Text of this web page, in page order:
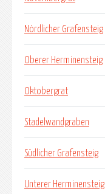
Nördlicher Grafensteig
Oberer Herminensteig
Oktobergrat
Stadelwandgraben
Südlicher Grafensteig
Unterer Herminensteig